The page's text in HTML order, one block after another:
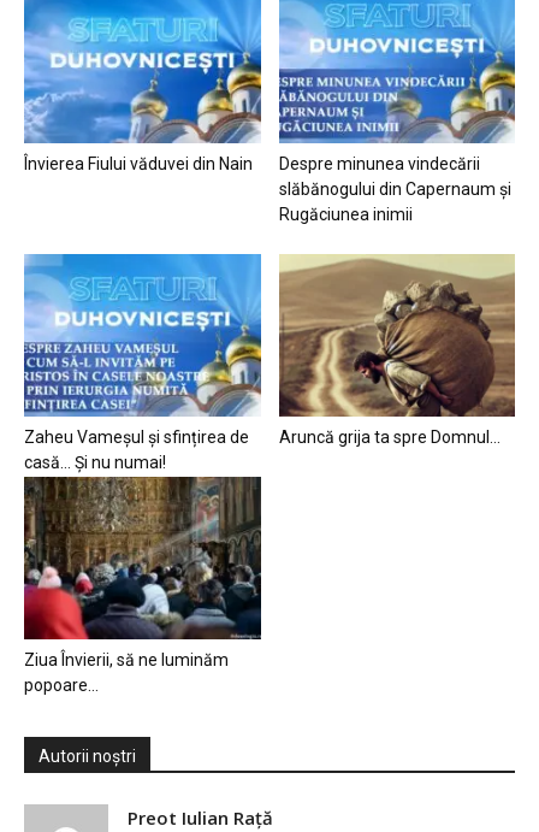
Învierea Fiului văduvei din Nain
Despre minunea vindecării
slăbănogului din Capernaum și
Rugăciunea inimii
Zaheu Vameșul și sfințirea de
casă… Și nu numai!
Aruncă grija ta spre Domnul…
Ziua Învierii, să ne luminăm
popoare…
Autorii noștri
Preot Iulian Raţă